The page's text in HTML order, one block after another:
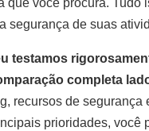
que você procura. Tudo
segurança de suas
testamos
completa
recursos de
prioridades, você